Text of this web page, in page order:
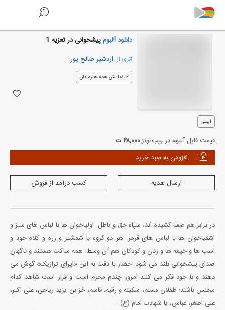
دانلود آلبومپیشخوانی در تعزیه 1
اثری از: اردشیر صالح پور
نمایش همه هنرمندان
آیینی
قیمت فایل آلبوم در بیپ‌تونز:۴۸,۰۰۰ ت
افزودن به سبد خرید
ارسال هدیه کسب درآمد از فروش
در برابر هم صف کشیده اند، سپاه حق و باطل. اولیاخوان ها با لباس های سبز و
اشقیاخوان ها با لباس های قرمز. هر دو گروه با شمشیر و زره و کلاه خود و
اسب ها و خیمه ها و زنان و کودکان هم آن وسط. همه ساکت هستند و ناگهان
صدای پیشخوانی بلند می شود. حضار با دقت به این «اپرای تراژیک» گوش می
دهند و با خود فکر می کنند امروز چندمِ محرم است و قرار است شاهد کدام
مجلس باشند: طفلان مسلم، سکینه و رقیه، قاسم، حُرّ بن یزید ریاحی، علی اکبر،
علی اصغر، عباس، یا شهادت امام (ع)...